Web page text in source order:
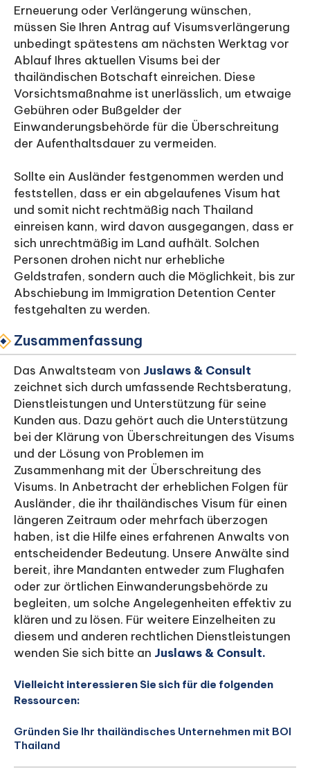
Erneuerung oder Verlängerung wünschen,
müssen Sie Ihren Antrag auf Visumsverlängerung
unbedingt spätestens am nächsten Werktag vor
Ablauf Ihres aktuellen Visums bei der
thailändischen Botschaft einreichen. Diese
Vorsichtsmaßnahme ist unerlässlich, um etwaige
Gebühren oder Bußgelder der
Einwanderungsbehörde für die Überschreitung
der Aufenthaltsdauer zu vermeiden.
Sollte ein Ausländer festgenommen werden und
feststellen, dass er ein abgelaufenes Visum hat
und somit nicht rechtmäßig nach Thailand
einreisen kann, wird davon ausgegangen, dass er
sich unrechtmäßig im Land aufhält. Solchen
Personen drohen nicht nur erhebliche
Geldstrafen, sondern auch die Möglichkeit, bis zur
Abschiebung im Immigration Detention Center
festgehalten zu werden.
Zusammenfassung
Das Anwaltsteam von Juslaws & Consult
zeichnet sich durch umfassende Rechtsberatung,
Dienstleistungen und Unterstützung für seine
Kunden aus. Dazu gehört auch die Unterstützung
bei der Klärung von Überschreitungen des Visums
und der Lösung von Problemen im
Zusammenhang mit der Überschreitung des
Visums. In Anbetracht der erheblichen Folgen für
Ausländer, die ihr thailändisches Visum für einen
längeren Zeitraum oder mehrfach überzogen
haben, ist die Hilfe eines erfahrenen Anwalts von
entscheidender Bedeutung. Unsere Anwälte sind
bereit, ihre Mandanten entweder zum Flughafen
oder zur örtlichen Einwanderungsbehörde zu
begleiten, um solche Angelegenheiten effektiv zu
klären und zu lösen. Für weitere Einzelheiten zu
diesem und anderen rechtlichen Dienstleistungen
wenden Sie sich bitte an Juslaws & Consult.
Vielleicht interessieren Sie sich für die folgenden
Ressourcen:
Gründen Sie Ihr thailändisches Unternehmen mit BOI
Thailand